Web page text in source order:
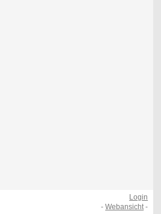
Login
-Webansicht-